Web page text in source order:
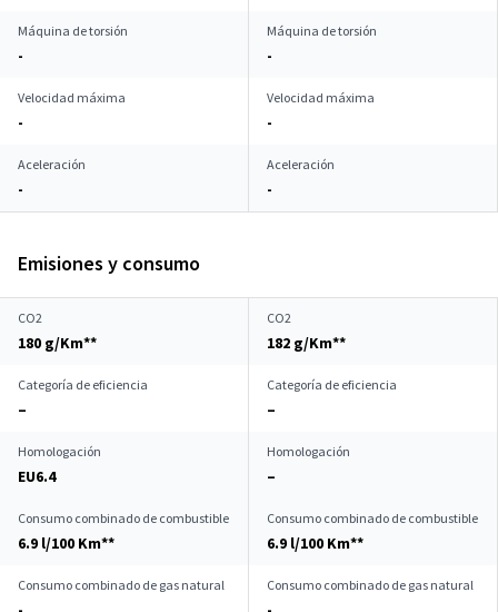
Máquina de torsión
-
Máquina de torsión
-
Velocidad máxima
-
Velocidad máxima
-
Aceleración
-
Aceleración
-
Emisiones y consumo
CO2
180 g/Km**
CO2
182 g/Km**
Categoría de eficiencia
–
Categoría de eficiencia
–
Homologación
EU6.4
Homologación
–
Consumo combinado de combustible
6.9 l/100 Km**
Consumo combinado de combustible
6.9 l/100 Km**
Consumo combinado de gas natural Consumo combinado de gas natural